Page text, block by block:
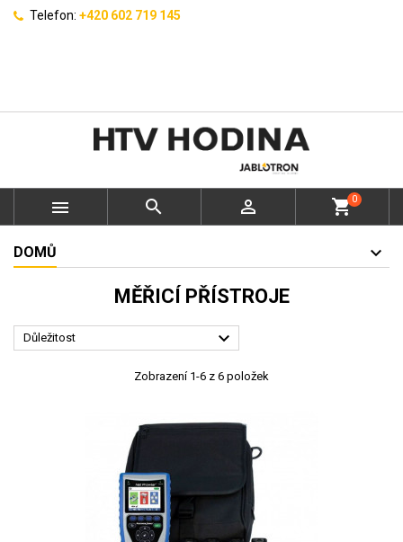
Telefon: +420 602 719 145
   shopping_cart0
DOMŮ
MĚŘICÍ PŘÍSTROJE
Důležitost 
Zobrazení 1-6 z 6 položek